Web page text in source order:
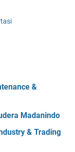
&
Madanindo
& Trading